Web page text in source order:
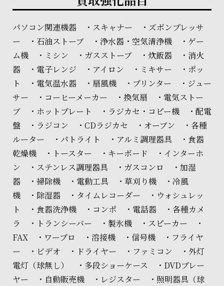
パソコン関連機器 ・スキャナー ・ズボンプレッサ
ー ・石油ストーブ ・浄水器・空気清浄機 ・ゲー
ム機 ・ミシン ・ガスストーブ ・炊飯器 ・消火
器 ・電子レンジ ・アイロン ・ミキサー ・ポッ
ト ・電気温水器 ・扇風機 ・プリンター ・ジュー
サー ・コーヒーメーカー ・換気扇 ・電気ストー
ブ ・ホットプレート ・ラジカセ・コピー機 ・配電
盤 ・ラジコン ・CDラジカセ ・オーブン ・各種
ルーター ・パトライト ・アルミ調理器具 ・食器
乾燥機 ・トースター ・キーボード ・インターホ
ン ・ステンレス調理器具 ・ガスコンロ ・加湿
器 ・掃除機 ・電動工具 ・草刈り機 ・冷風
機 ・除湿器 ・タイムレコーダー ・ウォシュレッ
ト ・食器洗浄機 ・コンポ ・電話器 ・各種カメ
ラ ・トランシーバー ・製氷機 ・スピーカー ・
FAX ・ワープロ ・溶接機 ・信号機 ・フライヤ
ー ・ビデオ ・ドライヤー ・ファミコン ・外灯
電灯（球無し） ・多段ショーケース ・DVDプレー
ヤー ・自動販売機 ・レジスター ・照明器具（球